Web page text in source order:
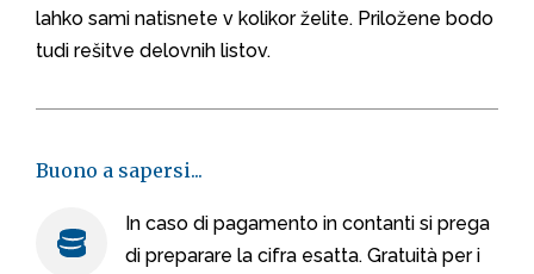
lahko sami natisnete v kolikor želite. Priložene bodo
tudi rešitve delovnih listov.
Buono a sapersi...
In caso di pagamento in contanti si prega
di preparare la cifra esatta. Gratuità per i